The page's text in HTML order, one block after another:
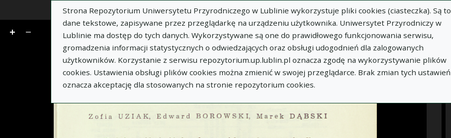
Strona Repozytorium Uniwersytetu Przyrodniczego w Lublinie wykorzystuje pliki cookies (ciasteczka). Są to
dane tekstowe, zapisywane przez przeglądarkę na urządzeniu użytkownika. Uniwersytet Przyrodniczy w
Lublinie ma dostęp do tych danych. Wykorzystywane są one do prawidłowego funkcjonowania serwisu,
gromadzenia informacji statystycznych o odwiedzających oraz obsługi udogodnień dla zalogowanych
użytkowników. Korzystanie z serwisu repozytorium.up.lublin.pl oznacza zgodę na wykorzystywanie plików
cookies. Ustawienia obsługi plików cookies można zmienić w swojej przeglądarce. Brak zmian tych ustawień
oznacza akceptację dla stosowanych na stronie repozytorium cookies.
z 14 Idź
WIĘCEJ INFORMACJI